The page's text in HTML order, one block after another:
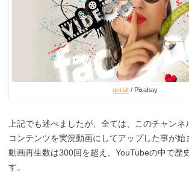
geralt/ Pixabay
上記でも述べましたが、全ては、このチャンネ
コンテンツを実況動画にしてアップした事が始
動画再生数は300回を超え、YouTubeの中で歴
す。